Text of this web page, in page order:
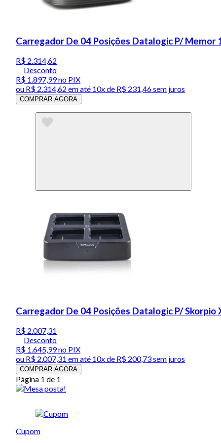
Carregador De 04 Posições Datalogic P/ Memor
R$ 2.314,62
Desconto
R$ 1.897,99no PIX
ou R$ 2.314,62 em até 10x de R$ 231,46 sem juros
COMPRAR AGORA
Carregador De 04 Posições Datalogic P/ Skorpio
R$ 2.007,31
Desconto
R$ 1.645,99no PIX
ou R$ 2.007,31 em até 10x de R$ 200,73 sem juros
COMPRAR AGORA
Página 1 de 1
Cupom